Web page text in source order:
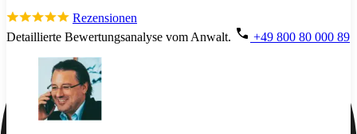
Rezensionen
Detaillierte Bewertungsanalyse vom Anwalt.
+49 800 80 000 89